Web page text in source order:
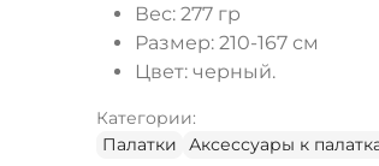
Вес: 277 гр
Размер: 210-167 см
Цвет: черный.
Категории:
Палатки
Аксессуары к